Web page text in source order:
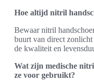
Hoe altijd nitril
Bewaar nitril
buurt van direct
de kwaliteit en
Wat zijn medische
ze voor gebruikt?